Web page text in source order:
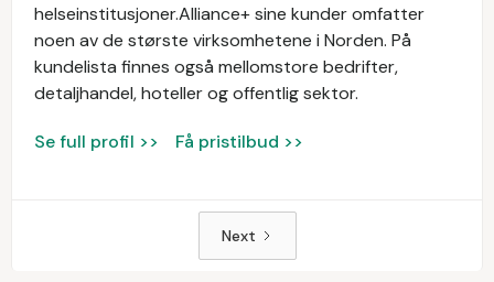
helseinstitusjoner.Alliance+ sine kunder omfatter
noen av de største virksomhetene i Norden. På
kundelista finnes også mellomstore bedrifter,
detaljhandel, hoteller og offentlig sektor.
Se full profil >> Få pristilbud >>
Next